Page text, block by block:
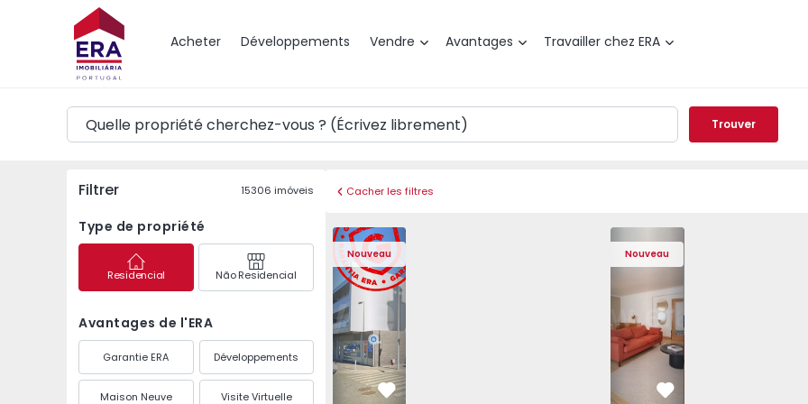
Acheter Développements Vendre Avantages Travailler chez ERA
Carte
Trouver
Filtrer 15306 imóveis
Type de propriété
Residencial Não Residencial
Avantages de l'ERA
Garantie ERA Développements
Maison Neuve Visite Virtuelle
Cacher les filtres
Nouveau
Appartement T3 Póvoa de Varzim, Póvoa de Varzim, Beiriz e Argivai -
Préféré
Nouveau
Appartement T4 Cascais, São
Appartement T4 Cascais,
Appartement T4
Préféré